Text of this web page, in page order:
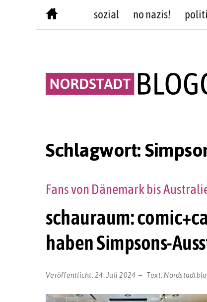
sozial no nazis!
Schlagwort:
schauraum:
haben Simpsons-
Fans von Dänemark bis
Veröffentlicht:24. Juli 2024 Text: